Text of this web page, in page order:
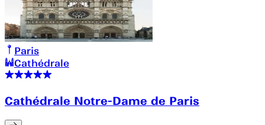
Paris
Cathédrale
Cathédrale Notre-Dame de Paris